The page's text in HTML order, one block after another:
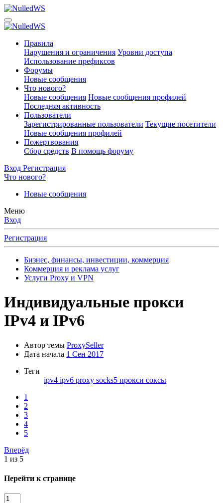
Правила
Нарушения и ограничения Уровни доступа
Использование префиксов
Форумы
Новые сообщения
Что нового?
Новые сообщения Новые сообщения профилей
Последняя активность
Пользователи
Зарегистрированные пользователи Текущие посетители
Новые сообщения профилей
Пожертвования
Сбор средств В помощь форуму
Вход Регистрация
Что нового?
Новые сообщения
Меню
Вход
Регистрация
Бизнес, финансы, инвестиции, коммерция
Коммерция и реклама услуг
Услуги Proxy и VPN
Индивидуальные прокси
IPv4 и IPv6
Автор темы ProxySeller
Дата начала 1 Сен 2017
Теги
ipv4 ipv6 proxy socks5 прокси соксы
1
2
3
4
5
Вперёд
1 из 5
Перейти к странице